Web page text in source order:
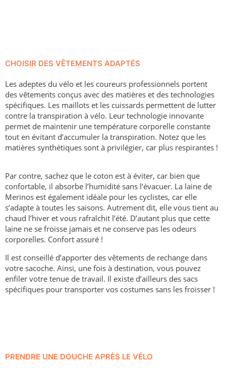
CHOISIR DES VÊTEMENTS ADAPTÉS
Les adeptes du vélo et les coureurs professionnels portent
des vêtements conçus avec des matières et des technologies
spécifiques. Les maillots et les cuissards permettent de lutter
contre la transpiration à vélo. Leur technologie innovante
permet de maintenir une température corporelle constante
tout en évitant d’accumuler la transpiration. Notez que les
matières synthétiques sont à privilégier, car plus respirantes !
Par contre, sachez que le coton est à éviter, car bien que
confortable, il absorbe l’humidité sans l’évacuer. La laine de
Merinos est également idéale pour les cyclistes, car elle
s’adapte à toutes les saisons. Autrement dit, elle vous tient au
chaud l’hiver et vous rafraîchit l’été. D’autant plus que cette
laine ne se froisse jamais et ne conserve pas les odeurs
corporelles. Confort assuré !
Il est conseillé d’apporter des vêtements de rechange dans
votre sacoche. Ainsi, une fois à destination, vous pouvez
enfiler votre tenue de travail. Il existe d’ailleurs des sacs
spécifiques pour transporter vos costumes sans les froisser !
PRENDRE UNE DOUCHE APRÈS LE VÉLO